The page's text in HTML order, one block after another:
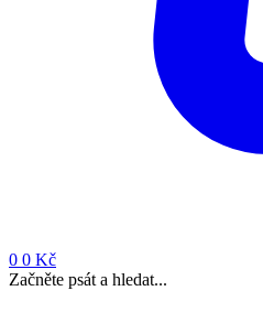
0 0 Kč
Začněte psát a hledat...